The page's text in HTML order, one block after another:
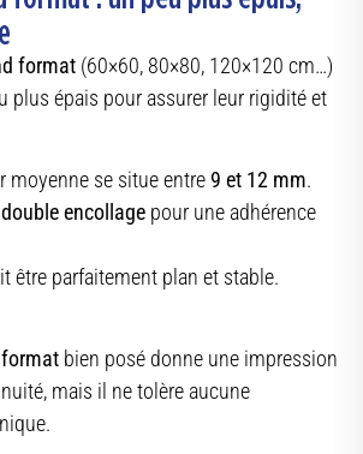
format (60×60, 80×80, 120×120 cm…)
plus épais pour assurer leur rigidité et
moyenne se situe entre 9 et 12 mm.
double encollage pour une adhérence
être parfaitement plan et stable.
bien posé donne une impression
mais il ne tolère aucune